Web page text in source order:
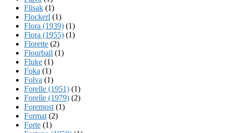
Flisak (1)
Flockerl (1)
Flora (1939) (1)
Flora (1955) (1)
Florette (2)
Flourball (1)
Fluke (1)
Foka (1)
Folva (1)
Forelle (1951) (1)
Forelle (1979) (2)
Foremost (1)
Format (2)
Forte (1)